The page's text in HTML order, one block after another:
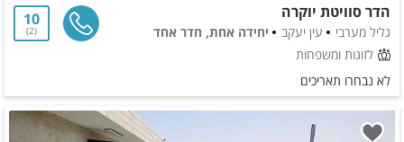
הדר סוויטת יוקרה
גליל מערבי עין יעקב
יחידה אחת, חדר אחד
לזוגות ומשפחות
10
2
לא נבחרו תאריכים